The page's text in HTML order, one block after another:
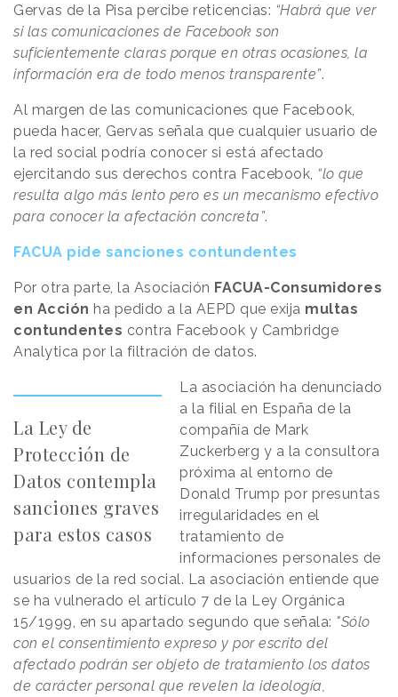
Gervas de la Pisa percibe reticencias: “Habrá que ver
si las comunicaciones de Facebook son
suficientemente claras porque en otras ocasiones, la
información era de todo menos transparente”.
Al margen de las comunicaciones que Facebook,
pueda hacer, Gervas señala que cualquier usuario de
la red social podría conocer si está afectado
ejercitando sus derechos contra Facebook, “lo que
resulta algo más lento pero es un mecanismo efectivo
para conocer la afectación concreta”.
FACUA pide sanciones contundentes
Por otra parte, la Asociación FACUA-Consumidores
en Acción ha pedido a la AEPD que exija multas
contundentes contra Facebook y Cambridge
Analytica por la filtración de datos.
La Ley de
Protección de
Datos contempla
sanciones graves
para estos casos
La asociación ha denunciado
a la filial en España de la
compañía de Mark
Zuckerberg y a la consultora
próxima al entorno de
Donald Trump por presuntas
irregularidades en el
tratamiento de
informaciones personales de
usuarios de la red social. La asociación entiende que
se ha vulnerado el artículo 7 de la Ley Orgánica
15/1999, en su apartado segundo que señala: "Sólo
con el consentimiento expreso y por escrito del
afectado podrán ser objeto de tratamiento los datos
de carácter personal que revelen la ideología,